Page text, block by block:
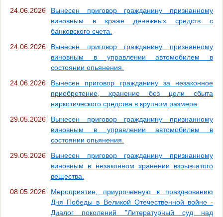
24.06.2026
Вынесен приговор гражданину признанному
виновным в краже денежных средств с
банковского счета.
24.06.2026
Вынесен приговор гражданину признанному
виновным в управлении автомобилем в
состоянии опьянения.
24.06.2026
Вынесен приговор гражданину за незаконное
приобретение, хранение без цели сбыта
наркотического средства в крупном размере.
29.05.2026
Вынесен приговор гражданину признанному
виновным в управлении автомобилем в
состоянии опьянения.
29.05.2026
Вынесен приговор гражданину признанному
виновным в незаконном хранении взрывчатого
вещества.
08.05.2026
Мероприятие, приуроченную к празднованию
Дня Победы в Великой Отечественной войне -
Диалог поколений "Литературный суд над